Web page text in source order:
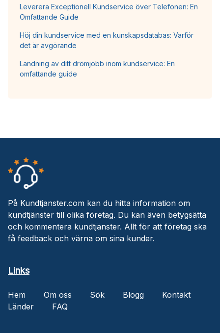
Leverera Exceptionell Kundservice över Telefonen: En
Omfattande Guide
Höj din kundservice med en kunskapsdatabas: Varför
det är avgörande
Landning av ditt drömjobb inom kundservice: En
omfattande guide
På Kundtjanster.com kan du hitta information om
kundtjänster till olika företag. Du kan även betygsätta
och kommentera kundtjänster. Allt för att företag ska
få feedback och värna om sina kunder.
Links
Hem Om oss Sök Blogg
Kontakt
Länder
FAQ